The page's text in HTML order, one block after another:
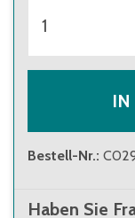
ab 14 Stück
75,00 €
IN
Bestell-Nr.:
Haben Sie